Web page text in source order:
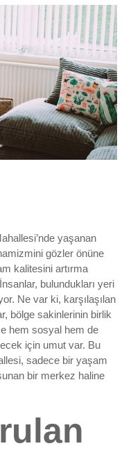
yaşanan
gözler önüne
kalitesini artırma
bulundukları yeri
Ne var ki, karşılaşılan
bölge sakinlerinin birlik
hem sosyal hem de
için umut var. Bu
sadece bir yaşam
bir merkez haline